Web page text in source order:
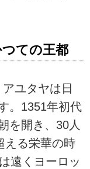
ての王都
ユタヤは日
。1351年初代
を開き、30人
える栄華の時
遠くヨーロッ